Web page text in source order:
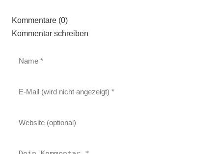
Kommentare (0)
Kommentar schreiben